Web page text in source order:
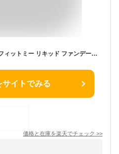
【1種類を選べる】メイベリン フィットミー リキッド ファンデーション R マット SPF22(30ml)【メイベリン】
サイトでみる
価格と在庫を楽天でチェック >>